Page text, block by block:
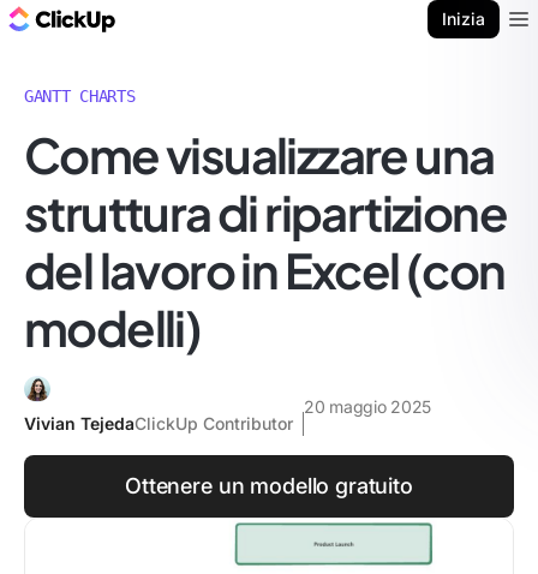
Inizia
GANTT CHARTS
Come visualizzare una
struttura di ripartizione
del lavoro in Excel (con
modelli)
Vivian TejedaClickUp Contributor
20 maggio 2025
Ottenere un modello gratuito